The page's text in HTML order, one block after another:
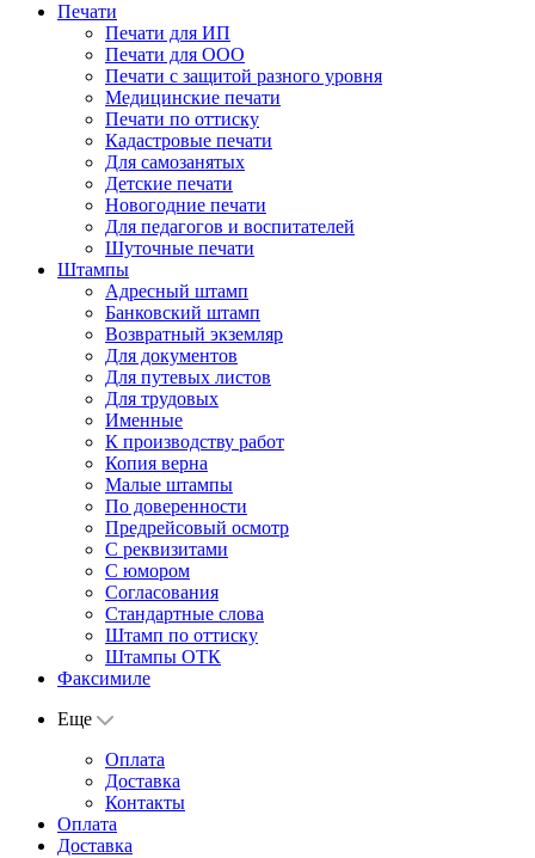
Печати
Печати для ИП
Печати для ООО
Печати с защитой разного уровня
Медицинские печати
Печати по оттиску
Кадастровые печати
Для самозанятых
Детские печати
Новогодние печати
Для педагогов и воспитателей
Шуточные печати
Штампы
Адресный штамп
Банковский штамп
Возвратный экземляр
Для документов
Для путевых листов
Для трудовых
Именные
К производству работ
Копия верна
Малые штампы
По доверенности
Предрейсовый осмотр
С реквизитами
С юмором
Согласования
Стандартные слова
Штамп по оттиску
Штампы ОТК
Факсимиле
Еще
Оплата
Доставка
Контакты
Оплата
Доставка